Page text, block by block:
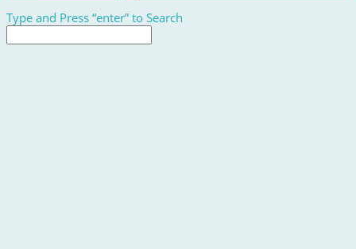
Type and Press “enter” to Search